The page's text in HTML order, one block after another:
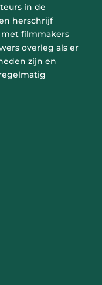
in de
herschrijf
met filmmakers
overleg als er
zijn en